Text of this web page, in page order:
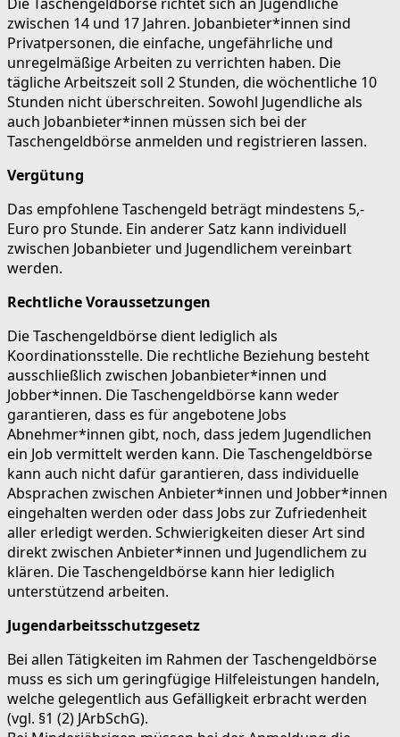
zwischen 14 und 17 Jahren. Jobanbieter*innen sind
Privatpersonen, die einfache, ungefährliche und
unregelmäßige Arbeiten zu verrichten haben. Die
tägliche Arbeitszeit soll 2 Stunden, die wöchentliche 10
Stunden nicht überschreiten. Sowohl Jugendliche als
auch Jobanbieter*innen müssen sich bei der
Taschengeldbörse anmelden und registrieren lassen.
Vergütung
Das empfohlene Taschengeld beträgt mindestens 5,-
Euro pro Stunde. Ein anderer Satz kann individuell
zwischen Jobanbieter und Jugendlichem vereinbart
werden.
Rechtliche Voraussetzungen
Die Taschengeldbörse dient lediglich als
Koordinationsstelle. Die rechtliche Beziehung besteht
ausschließlich zwischen Jobanbieter*innen und
Jobber*innen. Die Taschengeldbörse kann weder
garantieren, dass es für angebotene Jobs
Abnehmer*innen gibt, noch, dass jedem Jugendlichen
ein Job vermittelt werden kann. Die Taschengeldbörse
kann auch nicht dafür garantieren, dass individuelle
Absprachen zwischen Anbieter*innen und Jobber*innen
eingehalten werden oder dass Jobs zur Zufriedenheit
aller erledigt werden. Schwierigkeiten dieser Art sind
direkt zwischen Anbieter*innen und Jugendlichem zu
klären. Die Taschengeldbörse kann hier lediglich
unterstützend arbeiten.
Jugendarbeitsschutzgesetz
Bei allen Tätigkeiten im Rahmen der Taschengeldbörse
muss es sich um geringfügige Hilfeleistungen handeln,
welche gelegentlich aus Gefälligkeit erbracht werden
(vgl. §1 (2) JArbSchG).